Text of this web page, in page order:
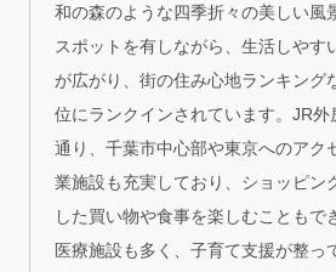
和の森のような四季折々の美しい風
スポットを有しながら、生活しやす
が広がり、街の住み心地ランキング
位にランクインされています。JR
通り、千葉市中心部や東京へのアク
業施設も充実しており、ショッピン
した買い物や食事を楽しむこともで
医療施設も多く、子育て支援が整っ